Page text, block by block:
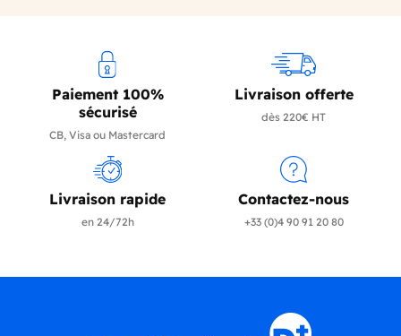
Paiement 100%
sécurisé
CB, Visa ou Mastercard
Livraison offerte
dès 220€ HT
Livraison rapide
en 24/72h
Contactez-nous
+33 (0)4 90 91 20 80